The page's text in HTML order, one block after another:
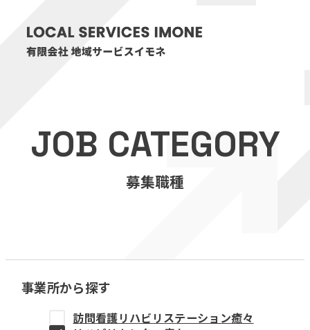
医療・介護事業
訪問看護リハビリステーション癒々
福祉用具プランナー癒々
教育事業
JOB CATEGORY
募集職種
事業所から探す
訪問看護リハビリステーション癒々